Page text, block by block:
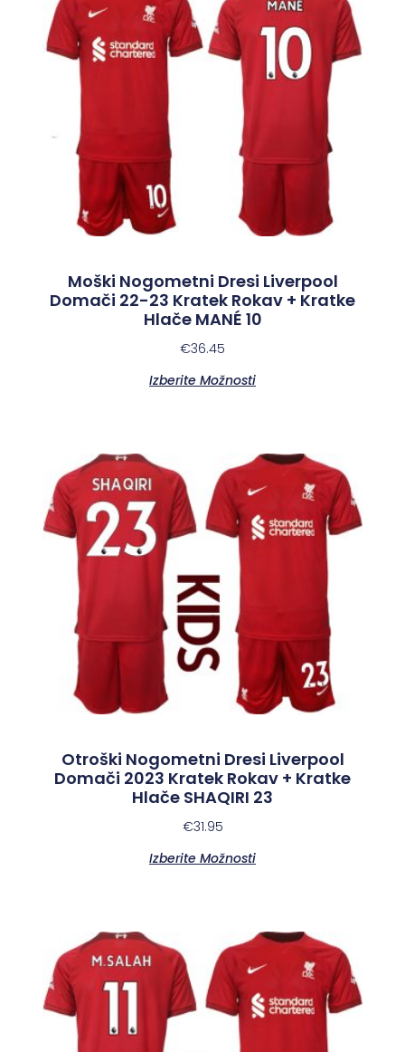
Moški Nogometni Dresi Liverpool
Domači 22-23 Kratek Rokav + Kratke
Hlače MANÉ 10
€36.45
Izberite Možnosti
Otroški Nogometni Dresi Liverpool
Domači 2023 Kratek Rokav + Kratke
Hlače SHAQIRI 23
€31.95
Izberite Možnosti